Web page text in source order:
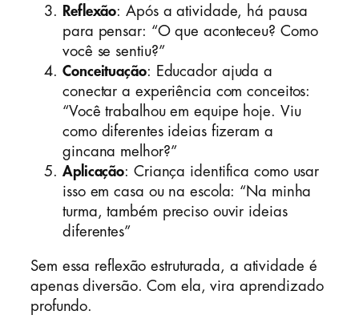
Reflexão: Após a atividade, há pausa
para pensar: “O que aconteceu? Como
você se sentiu?”
Conceituação: Educador ajuda a
conectar a experiência com conceitos:
“Você trabalhou em equipe hoje. Viu
como diferentes ideias fizeram a
gincana melhor?”
Aplicação: Criança identifica como usar
isso em casa ou na escola: “Na minha
turma, também preciso ouvir ideias
diferentes”
Sem essa reflexão estruturada, a atividade é
apenas diversão. Com ela, vira aprendizado
profundo.